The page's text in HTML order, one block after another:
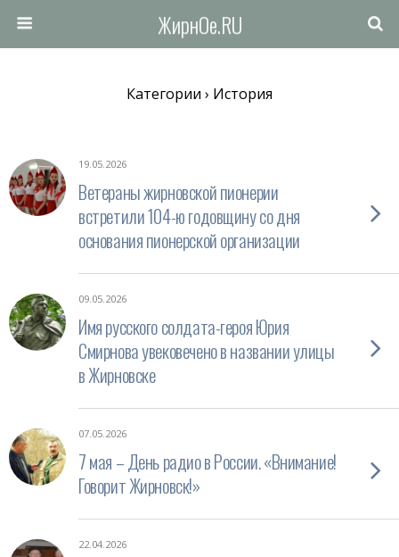
ЖирнОе.RU
Категории › История
19.05.2026
Ветераны жирновской пионерии
встретили 104-ю годовщину со дня
основания пионерской организации
09.05.2026
Имя русского солдата-героя Юрия
Смирнова увековечено в названии улицы
в Жирновске
07.05.2026
7 мая – День радио в России. «Внимание!
Говорит Жирновск!»
22.04.2026